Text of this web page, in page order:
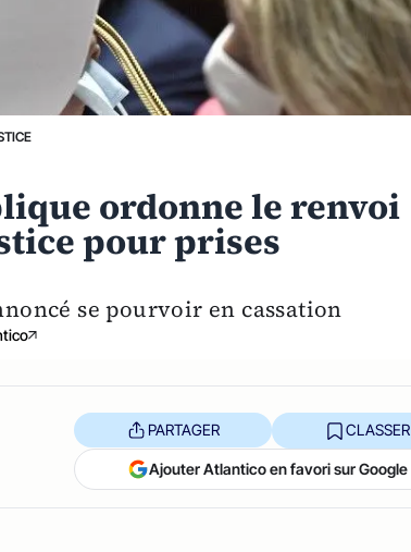
ordonne le renvoi
pour prises
se pourvoir en cassation
PARTAGER CLASSER
Ajouter Atlantico en favori sur Google